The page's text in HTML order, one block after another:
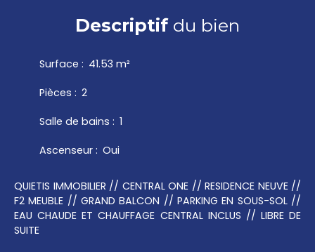
Descriptifdu bien
Surface : 41.53 m²
Pièces : 2
Salle de bains : 1
Ascenseur : Oui
QUIETIS IMMOBILIER // CENTRAL ONE // RESIDENCE NEUVE //
F2 MEUBLE // GRAND BALCON // PARKING EN SOUS-SOL //
EAU CHAUDE ET CHAUFFAGE CENTRAL INCLUS // LIBRE DE
SUITE